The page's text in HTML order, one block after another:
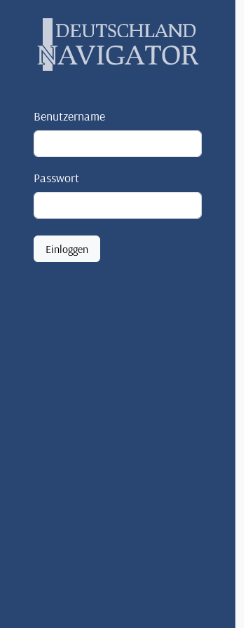
Benutzername
Passwort
Einloggen